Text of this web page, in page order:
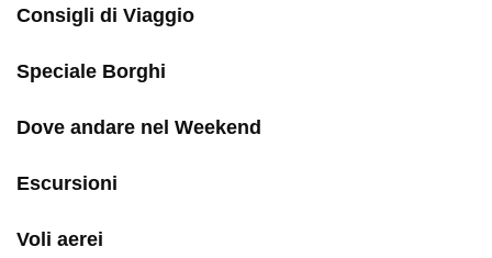
Consigli di Viaggio
Speciale Borghi
Dove andare nel Weekend
Escursioni
Voli aerei